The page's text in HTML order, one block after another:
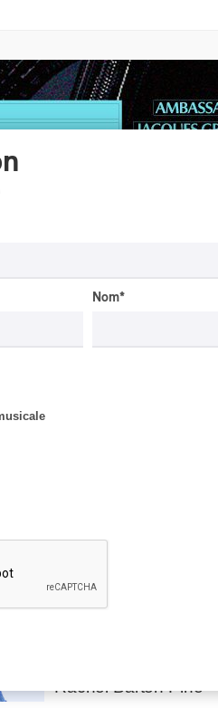
INTERVIEW
CLASSIQUE
Rachel Barton Pine
Nom*